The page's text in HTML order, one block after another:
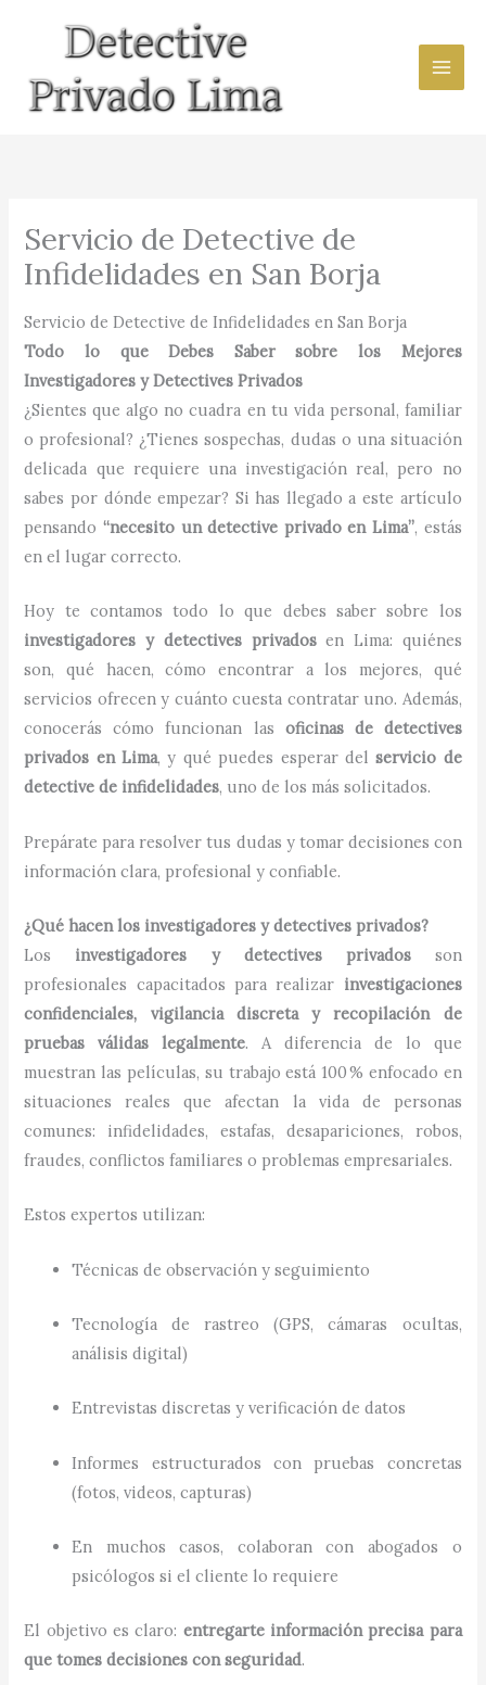
contenido
Servicio de Detective de
Infidelidades en San Borja
Servicio de Detective de Infidelidades en San Borja
Todo lo que Debes Saber sobre los Mejores
Investigadores y Detectives Privados
¿Sientes que algo no cuadra en tu vida personal, familiar
o profesional? ¿Tienes sospechas, dudas o una situación
delicada que requiere una investigación real, pero no
sabes por dónde empezar? Si has llegado a este artículo
pensando“necesito un detective privado en Lima”, estás
en el lugar correcto.
Hoy te contamos todo lo que debes saber sobre los
investigadores y detectives privadosen Lima: quiénes
son, qué hacen, cómo encontrar a los mejores, qué
servicios ofrecen y cuánto cuesta contratar uno. Además,
conocerás cómo funcionan las oficinas de detectives
privados en Lima, y qué puedes esperar delservicio de
detective de infidelidades, uno de los más solicitados.
Prepárate para resolver tus dudas y tomar decisiones con
información clara, profesional y confiable.
¿Qué hacen los investigadores y detectives privados?
Los investigadores y detectives privadosson
profesionales capacitados para realizar investigaciones
confidenciales, vigilancia discreta y recopilación de
pruebas válidas legalmente. A diferencia de lo que
muestran las películas, su trabajo está 100 % enfocado en
situaciones reales que afectan la vida de personas
comunes: infidelidades, estafas, desapariciones, robos,
fraudes, conflictos familiares o problemas empresariales.
Estos expertos utilizan:
Técnicas de observación y seguimiento
Tecnología de rastreo (GPS, cámaras ocultas,
análisis digital)
Entrevistas discretas y verificación de datos
Informes estructurados con pruebas concretas
(fotos, videos, capturas)
En muchos casos, colaboran con abogados o
psicólogos si el cliente lo requiere
El objetivo es claro: entregarte información precisa para
que tomes decisiones con seguridad.